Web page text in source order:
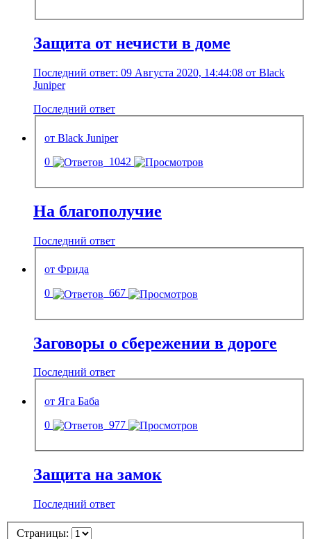
Защита от нечисти в доме
Последний ответ: 09 Августа 2020, 14:44:08 от Black
Juniper
Последний ответ
от Black Juniper
0
1042
На благополучие
Последний ответ
от Фрида
0
667
Заговоры о сбережении в дороге
Последний ответ
от Яга Баба
0
977
Защита на замок
Последний ответ
Страницы: